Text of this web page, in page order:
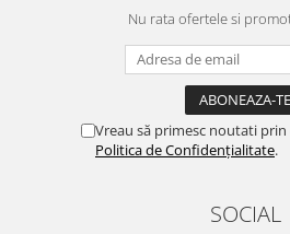
Nu rata ofertele si
Vreau să primesc noutati prin
Politica de Confidențialitate.
SOCIAL